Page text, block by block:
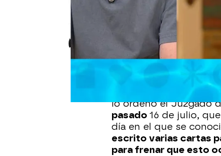
Marta Alarcón
Publicado: 21 de julio de 2025,
Este martes 22 de
de tan solo 11
lo ordenó el Juzgado
pasado 16 de julio,
día en el que se
escrito varias cartas
para frenar que esto